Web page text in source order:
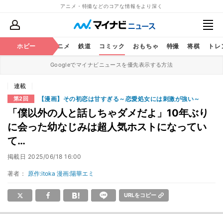
アニメ・特撮などのコアな情報をより深く
ホビー アニメ 鉄道 コミック おもちゃ 特撮 将棋 ト
Googleでマイナビニュースを優先表示する方法
連載
第2回 【漫画】その初恋は甘すぎる～恋愛処女には刺激が強い～
「僕以外の人と話しちゃダメだよ」10年ぶり
に会った幼なじみは超人気ホストになってい
て…
掲載日 2025/06/18 16:00
著者： 原作:itoka 漫画:陽華エミ
URLをコピー